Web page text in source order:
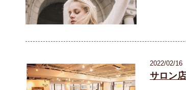
2022/02/16
サロン